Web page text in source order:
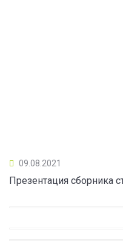
09.08.2021
Презентация сборника